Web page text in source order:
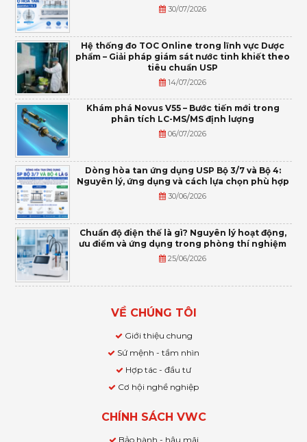
30/07/2026
Hệ thống đo TOC Online trong lĩnh vực Dược
phẩm – Giải pháp giám sát nước tinh khiết theo
tiêu chuẩn USP
14/07/2026
Khám phá Novus V55 – Bước tiến mới trong
phân tích LC-MS/MS định lượng
06/07/2026
Dòng hòa tan ứng dụng USP Bộ 3/7 và Bộ 4:
Nguyên lý, ứng dụng và cách lựa chọn phù hợp
30/06/2026
Chuẩn độ điện thế là gì? Nguyên lý hoạt động,
ưu điểm và ứng dụng trong phòng thí nghiệm
25/06/2026
VỀ CHÚNG TÔI
Giới thiệu chung
Sứ mệnh - tầm nhìn
Hợp tác - đầu tư
Cơ hội nghề nghiệp
CHÍNH SÁCH VWC
Bảo hành - hậu mãi